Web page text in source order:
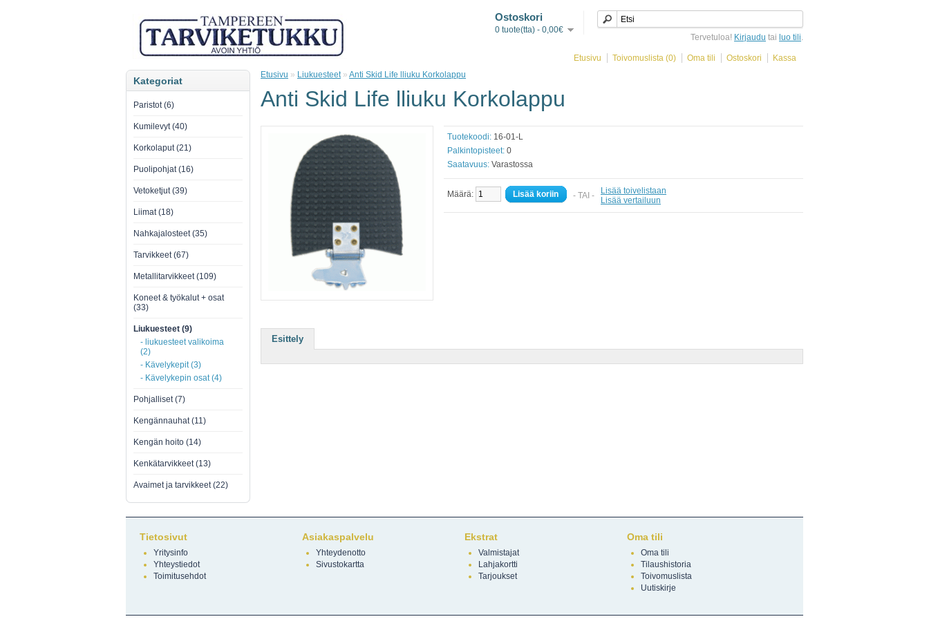
Ostoskori
0 tuote(tta) - 0,00€
Tervetuloa! Kirjaudu tai luo tili.
Etusivu Toivomuslista (0) Oma tili Ostoskori Kassa
Kategoriat
Paristot (6)
Kumilevyt (40)
Korkolaput (21)
Puolipohjat (16)
Vetoketjut (39)
Liimat (18)
Nahkajalosteet (35)
Tarvikkeet (67)
Metallitarvikkeet (109)
Koneet & työkalut + osat
(33)
Liukuesteet (9)
- liukuesteet valikoima
(2)
- Kävelykepit (3)
- Kävelykepin osat (4)
Pohjalliset (7)
Kengännauhat (11)
Kengän hoito (14)
Kenkätarvikkeet (13)
Avaimet ja tarvikkeet (22)
Etusivu » Liukuesteet» Anti Skid Life lliuku Korkolappu
Anti Skid Life lliuku Korkolappu
Tuotekoodi: 16-01-L
Palkintopisteet: 0
Saatavuus: Varastossa
Määrä: Lisää koriin - TAI -
Lisää toivelistaan
Lisää vertailuun
Esittely
Tietosivut
Yritysinfo
Yhteystiedot
Toimitusehdot
Asiakaspalvelu
Yhteydenotto
Sivustokartta
Ekstrat
Valmistajat
Lahjakortti
Tarjoukset
Oma tili
Oma tili
Tilaushistoria
Toivomuslista
Uutiskirje